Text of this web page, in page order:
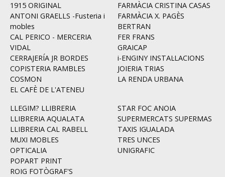
1915 ORIGINAL
ANTONI GRAELLS -Fusteria i
mobles
CAL PERICO - MERCERIA
VIDAL
CERRAJERÍA JR BORDES
COPISTERIA RAMBLES
COSMON
EL CAFÈ DE L'ATENEU
FARMÀCIA CRISTINA CASAS
FARMÀCIA X. PAGÈS
BERTRAN
FER FRANS
GRAICAP
i-ENGINY INSTAL·LACIONS
JOIERIA TRIAS
LA RENDA URBANA
LLEGIM? LLIBRERIA
LLIBRERIA AQUALATA
LLIBRERIA CAL RABELL
MUXI MOBLES
OPTICALIA
POPART PRINT
ROIG FOTÒGRAF'S
STAR FOC ANOIA
SUPERMERCATS SUPERMAS
TAXIS IGUALADA
TRES UNCES
UNIGRAFIC